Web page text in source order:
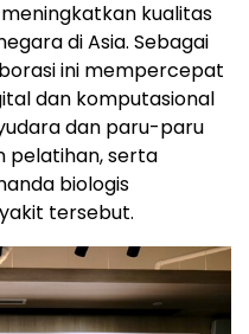
kualitas
di Asia. Sebagai
ini mempercepat
dan komputasional
dan paru-paru
pelatihan, serta
biologis
tersebut.